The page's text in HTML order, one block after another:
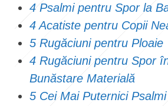
4 Psalmi pentru Spor la
4 Acatiste pentru Copii
5 Rugăciuni pentru Ploaie
4 Rugăciuni pentru Spor
Bunăstare Materială
5 Cei Mai Puternici